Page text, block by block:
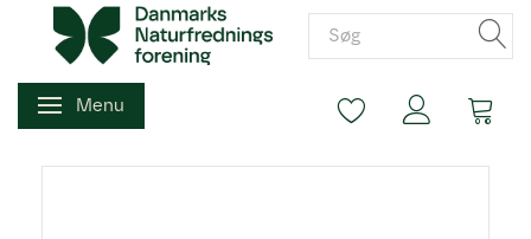
Skifte navigation
Menu